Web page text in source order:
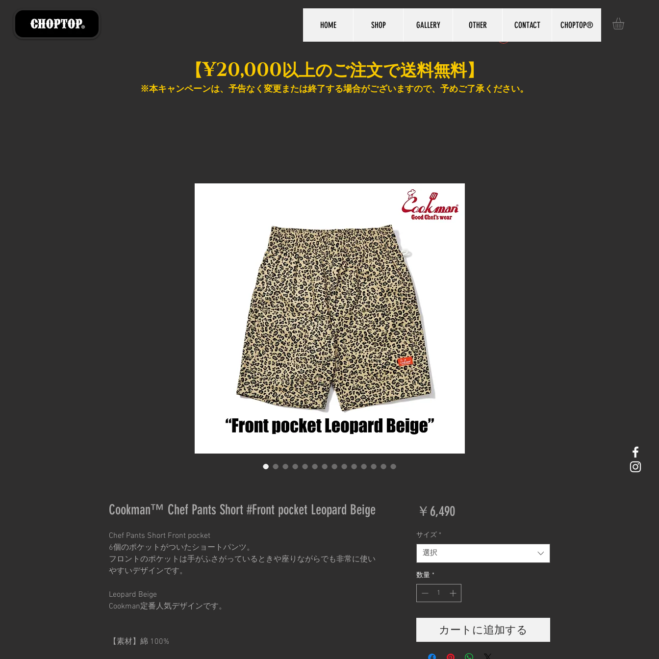
HOME SHOP GALLERY OTHER CONTACT CHOPTOP®️
【¥20,000以上のご注文で送料無料】
※本キャンペーンは、予告なく変更または終了する場合がございますので、予めご了承ください。
Cookman™️ Chef Pants Short #Front pocket Leopard Beige
Chef Pants Short Front pocket
6個のポケットがついたショートパンツ。
フロントのポケットは手がふさがっているときや座りながらでも非常に使い
やすいデザインです。
Leopard Beige
Cookman定番人気デザインです。
【素材】綿 100%
￥6,490価
サイズ *
選択
数量 *
カートに追加する